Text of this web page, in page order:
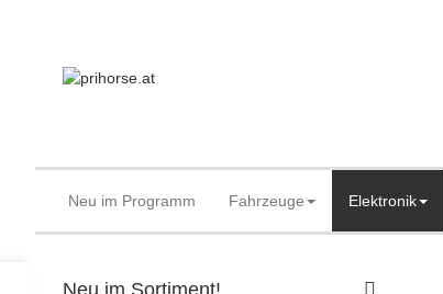
Neu im Programm Fahrzeuge Elektronik
Neu im Sortiment!